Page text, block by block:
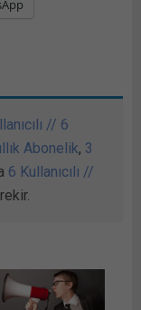
// 6
Abonelik, 3
6 Kullanıcılı //